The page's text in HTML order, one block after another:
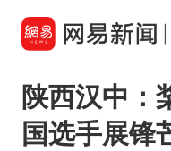
陕西汉中：
国选手展锋